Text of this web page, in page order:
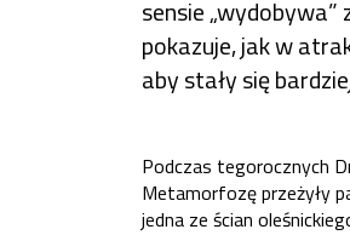
sensie
pokazuje, jak w
aby stały się
Podczas tegorocznych
Metamorfozę przeżyły
jedna ze ścian